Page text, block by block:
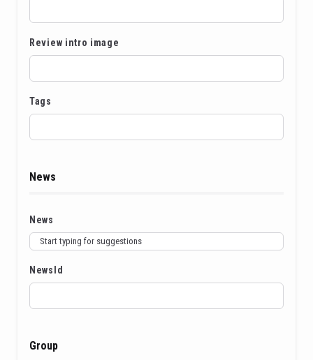
Review intro image
Tags
News
News
NewsId
Group